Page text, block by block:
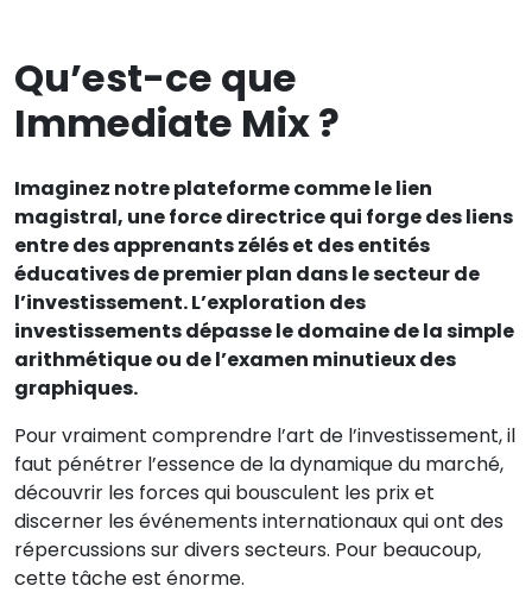
Qu’est-ce que
Immediate Mix ?
Imaginez notre plateforme comme le lien
magistral, une force directrice qui forge des liens
entre des apprenants zélés et des entités
éducatives de premier plan dans le secteur de
l’investissement. L’exploration des
investissements dépasse le domaine de la simple
arithmétique ou de l’examen minutieux des
graphiques.
Pour vraiment comprendre l’art de l’investissement, il
faut pénétrer l’essence de la dynamique du marché,
découvrir les forces qui bousculent les prix et
discerner les événements internationaux qui ont des
répercussions sur divers secteurs. Pour beaucoup,
cette tâche est énorme.